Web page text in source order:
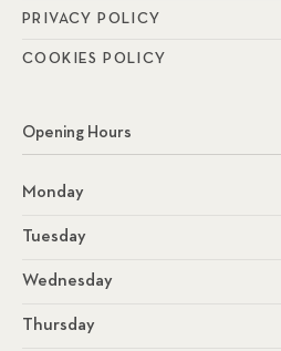
PRIVACY POLICY
COOKIES POLICY
Opening Hours
Monday
Tuesday
Wednesday
Thursday